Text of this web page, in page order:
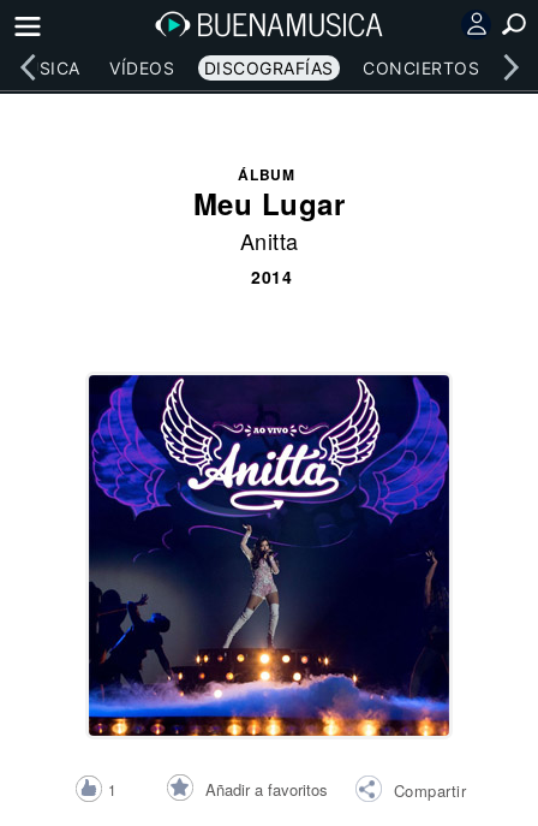
MÚSICA VÍDEOS DISCOGRAFÍAS CONCIERTOS
ÁLBUM
Meu Lugar
Anitta
2014
1 Añadir a favoritos Compartir